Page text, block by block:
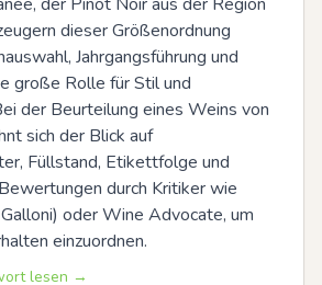
dieser Größenordnung
Jahrgangsführung und
große Rolle für Stil und
der Beurteilung eines Weins von
sich der Blick auf
Füllstand, Etikettfolge und
durch Kritiker wie
oder Wine Advocate, um
einzuordnen.
lesen →